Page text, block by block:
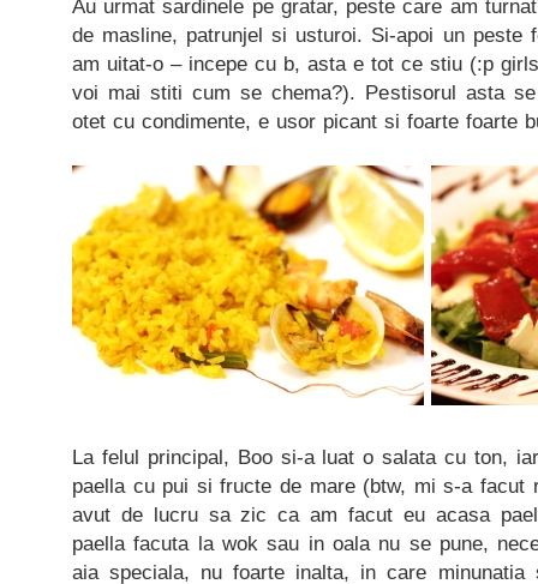
Au urmat sardinele pe gratar, peste care am
de masline, patrunjel si usturoi. Si-apoi un peste
am uitat-o – incepe cu b, asta e tot ce stiu (:p
voi mai stiti cum se chema?). Pestisorul asta
otet cu condimente, e usor picant si foarte foarte
La felul principal, Boo si-a luat o salata cu ton,
paella cu pui si fructe de mare (btw, mi s-a facut
avut de lucru sa zic ca am facut eu acasa
paella facuta la wok sau in oala nu se pune,
aia speciala, nu foarte inalta, in care